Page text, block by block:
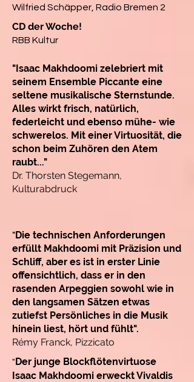
Wilfried Schäpper, Radio Bremen 2
CD der Woche!
RBB Kultur
"Isaac Makhdoomi zelebriert mit
seinem Ensemble Piccante eine
seltene musikalische Sternstunde.
Alles wirkt frisch, natürlich,
federleicht und ebenso mühe- wie
schwerelos. Mit einer Virtuosität, die
schon beim Zuhören den Atem
raubt..."
Dr. Thorsten Stegemann,
Kulturabdruck
"Die technischen Anforderungen
erfüllt Makhdoomi mit Präzision und
Schliff, aber es ist in erster Linie
offensichtlich, dass er in den
rasenden Arpeggien sowohl wie in
den langsamen Sätzen etwas
zutiefst Persönliches in die Musik
hinein liest, hört und fühlt".
Rémy Franck, Pizzicato
"Der junge Blockflötenvirtuose
Isaac Makhdoomi erweckt Vivaldis